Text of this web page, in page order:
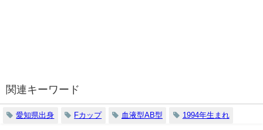
関連キーワード
愛知県出身 Fカップ 血液型AB型 1994年生まれ